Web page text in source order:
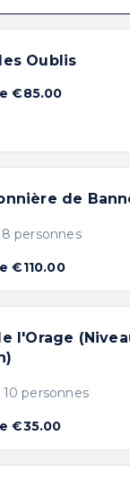
aurez
plus encore.
tenter
enfants.
pour
Oublis
€85.00
de
8 personnes
€110.00
l'Orage
10 personnes
€35.00